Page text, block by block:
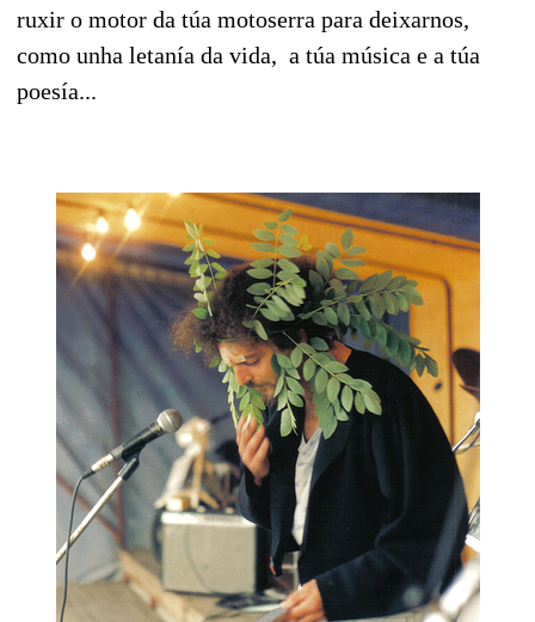
ruxir o motor da túa motoserra para deixarnos,
como unha letanía da vida, a túa música e a túa
poesía...